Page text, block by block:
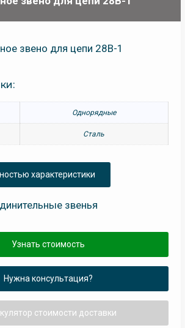
Однорядные
Сталь
характеристики
звенья
Узнать стоимость
Нужна консультация?
стоимости доставки